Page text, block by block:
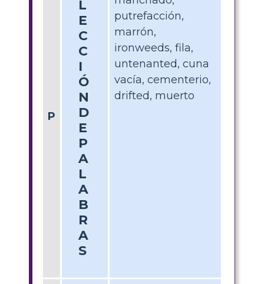
P
L
E
C
C
I
Ó
N
D
E
P
A
L
A
B
R
A
S
putrefacción,
marrón,
ironweeds, fila,
untenanted, cuna
vacía, cementerio,
drifted, muerto